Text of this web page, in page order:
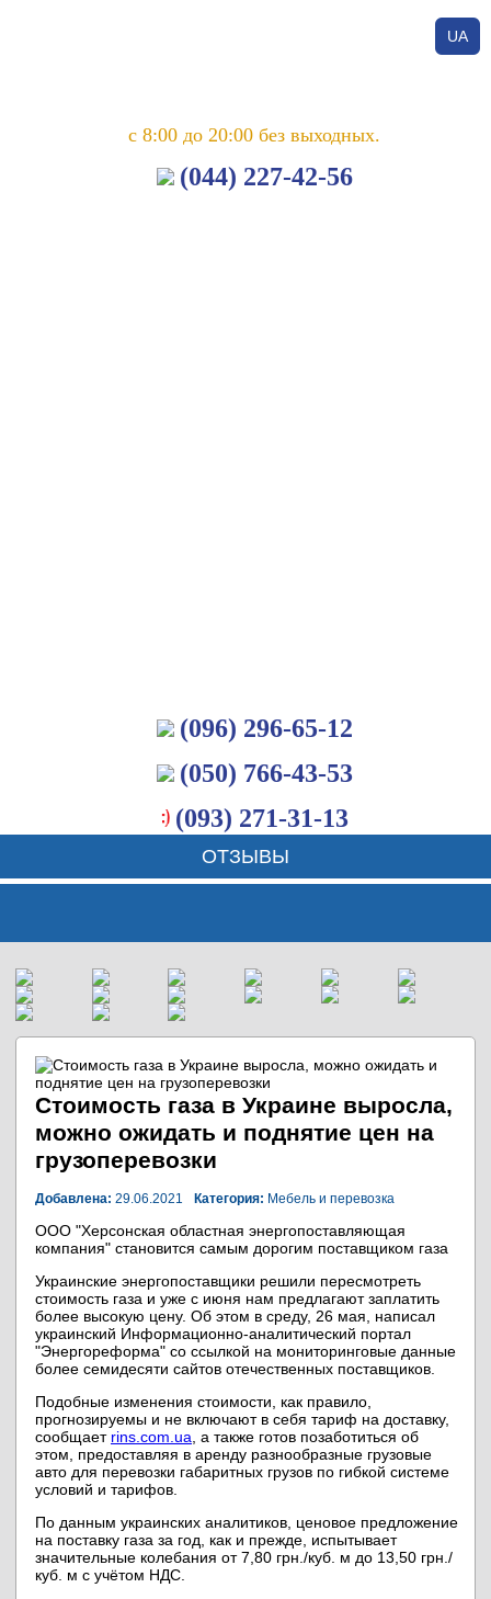
с 8:00 до 20:00 без выходных.
(044) 227-42-56
(096) 296-65-12
(050) 766-43-53
(093) 271-31-13
UA
ОТЗЫВЫ
Стоимость газа в Украине выросла,
можно ожидать и поднятие цен на
грузоперевозки
Добавлена: 29.06.2021 Категория: Мебель и перевозка
ООО "Херсонская областная энергопоставляющая
компания" становится самым дорогим поставщиком газа
Украинские энергопоставщики решили пересмотреть
стоимость газа и уже с июня нам предлагают заплатить
более высокую цену. Об этом в среду, 26 мая, написал
украинский Информационно-аналитический портал
"Энергореформа" со ссылкой на мониторинговые данные
более семидесяти сайтов отечественных поставщиков.
Подобные изменения стоимости, как правило,
прогнозируемы и не включают в себя тариф на доставку,
сообщает rins.com.ua , а также готов позаботиться об
этом, предоставляя в аренду разнообразные грузовые
авто для перевозки габаритных грузов по гибкой системе
условий и тарифов.
По данным украинских аналитиков, ценовое предложение
на поставку газа за год, как и прежде, испытывает
значительные колебания от 7,80 грн./куб. м до 13,50 грн./
куб. м с учётом НДС.